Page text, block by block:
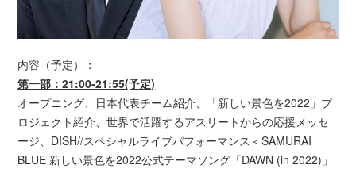
内容（予定）：
第一部：21:00-21:55(予定)
オープニング、日本代表チーム紹介、「新しい景色を2022」プ
ロジェクト紹介、世界で活躍するアスリートからの応援メッセ
ージ、DISH//スペシャルライブパフォーマンス＜SAMURAI
BLUE 新しい景色を2022公式テーマソング「DAWN (in 2022)」